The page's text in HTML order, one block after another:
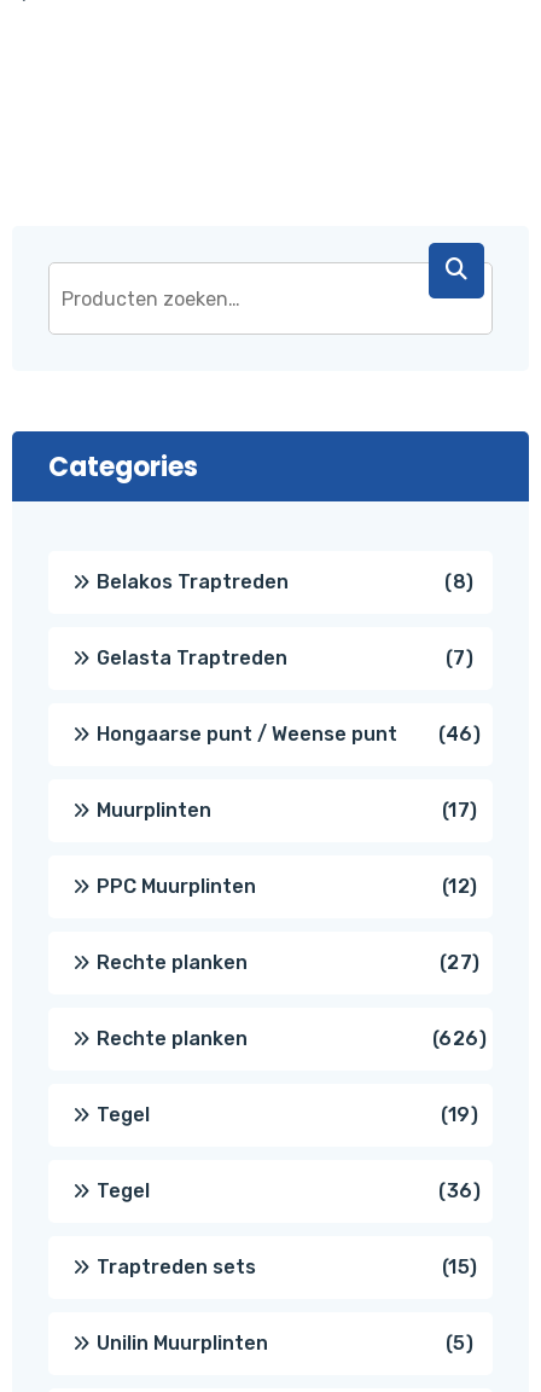
Categories
Belakos Traptreden 88
Gelasta Traptreden 77
Hongaarse punt / Weense punt 4646
Muurplinten 1717
PPC Muurplinten 1212
Rechte planken 2727
Rechte planken 626626
Tegel 1919
Tegel 3636
Traptreden sets 1515
Unilin Muurplinten 55